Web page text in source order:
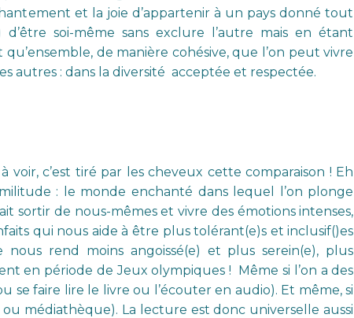
et la joie d’appartenir à un pays donné tout
d’être soi-même sans exclure l’autre mais en étant
de manière cohésive, que l’on peut vivre
autres : dans la diversité acceptée et respectée.
voir, c’est tiré par les cheveux cette comparaison ! Eh
: le monde enchanté dans lequel l’on plonge
sortir de nous-mêmes et vivre des émotions intenses,
qui nous aide à être plus tolérant(e)s et inclusif()es
rend moins angoissé(e) et plus serein(e), plus
en période de Jeux olympiques ! Même si l’on a des
se faire lire le livre ou l’écouter en audio). Et même, si
médiathèque). La lecture est donc universelle aussi